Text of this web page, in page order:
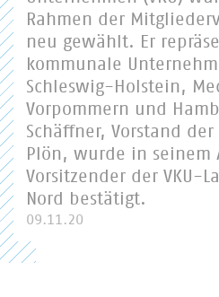
Rahmen der
neu gewählt. Er
kommunale
Schleswig-Holstein,
Vorpommern und
Schäffner, Vorstand der
Plön, wurde in seinem
Vorsitzender der VKU-
Nord bestätigt.
09.11.20